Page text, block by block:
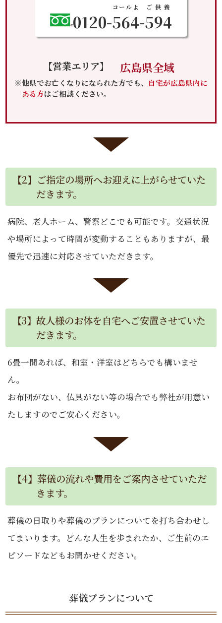
0120-564
コールよ
-594
ご供養
【営業エリア】 広島県全域
※他県でお亡くなりになられた方でも、 自宅が広島県内に
ある方はご相談ください。
【2】ご指定の場所へお迎えに上がらせていた
だきます。
病院、老人ホーム、警察どこでも可能です。交通状況
や場所によって時間が変動することもありますが、最
優先で迅速に対応させていただきます。
【3】故人様のお体を自宅へご安置させていた
だきます。
6畳一間あれば、和室・洋室はどちらでも構いませ
ん。
お布団がない、仏具がない等の場合でも弊社が用意い
たしますのでご安心ください。
【4】葬儀の流れや費用をご案内させていただ
きます。
葬儀の日取りや葬儀のプランについてを打ち合わせし
てまいります。どんな人生を歩まれたか、ご生前のエ
ピソードなどもお聞かせください。
葬儀プランについて